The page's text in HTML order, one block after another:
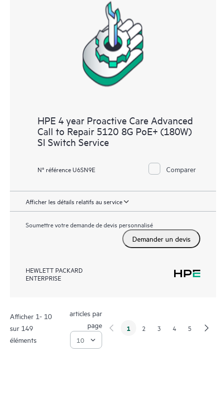
HPE 4 year Proactive Care Advanced
Call to Repair 5120 8G PoE+ (180W)
SI Switch Service
N° référence U6SN9E Comparer
Afficher les détails relatifs au service
Soumettre votre demande de devis personnalisé
Demander un devis
HEWLETT PACKARD
ENTERPRISE
Afficher 1- 10
sur 149
éléments
articles par
page
1 2 3 4 5